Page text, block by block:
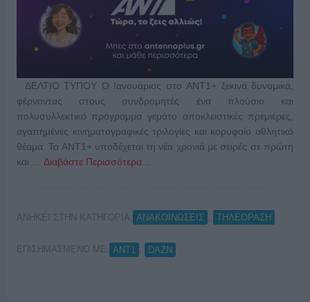
ΔΕΛΤΙΟ ΤΥΠΟΥ Ο Ιανουάριος στο ANT1+ ξεκινά δυναμικά,
φέρνοντας στους συνδρομητές ένα πλούσιο και
πολυσυλλεκτικό πρόγραμμα γεμάτο αποκλειστικές πρεμιέρες,
αγαπημένες κινηματογραφικές τριλογίες και κορυφαίο αθλητικό
θέαμα. Το ΑΝΤ1+ υποδέχεται τη νέα χρονιά με σειρές σε πρώτη
και … Διαβάστε Περισσότερα...
ΑΝΗΚΕΙ ΣΤΗΝ ΚΑΤΗΓΟΡΙΑ: ΑΝΑΚΟΙΝΩΣΕΙΣ ΤΗΛΕΟΡΑΣΗ
ΕΠΙΣΗΜΑΣΜΕΝΟ ΜΕ: ANT1 DAZN